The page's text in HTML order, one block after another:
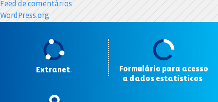
Feed de comentários
WordPress.org
Extranet.
Formulário para acesso
a dados estatísticos